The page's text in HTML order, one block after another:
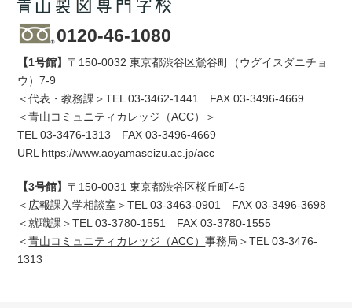
0120-46-1080
【1号館】 〒150-0032 東京都渋谷区鶯谷町（ウグイスダニチョ
ウ）7-9
＜代表・教務課＞TEL03-3462-1441
FAX 03-3496-4669
＜青山コミュニティカレッジ（ACC）＞
TEL03-3476-1313 FAX 03-3496-4669
URL https://www.aoyamaseizu.ac.jp/acc
【3号館】 〒150-0031 東京都渋谷区桜丘町4-6
＜広報課入学相談室＞TEL03-3463-0901
FAX 03-3496-3698
＜就職課＞TEL03-3780-1551
FAX 03-3780-1555
＜青山コミュニティカレッジ（ACC）事務局＞TEL03-3476-
1313